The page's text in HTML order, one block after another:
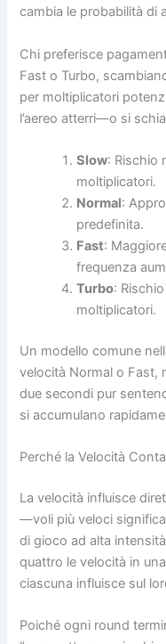
cambia le probabilità di
Chi preferisce
Fast o Turbo,
per moltiplicatori
l’aereo atterri—o si
Slow: Rischio
moltiplicatori.
Normal:
predefinita.
Fast:
frequenza
Turbo:
moltiplicatori.
Un modello comune
velocità Normal o Fast,
due secondi pur
si accumulano
Perché la Velocità
La velocità influisce
—voli più veloci
di gioco ad alta
quattro le velocità in
ciascuna influisce sul
Poiché ogni round